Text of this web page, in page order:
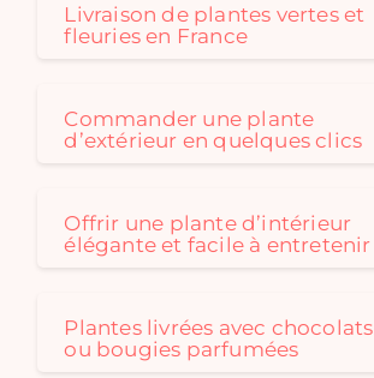
Livraison de plantes vertes et
fleuries en France
Commander une plante
d’extérieur en quelques clics
Offrir une plante d’intérieur
élégante et facile à entretenir
Plantes livrées avec chocolats
ou bougies parfumées